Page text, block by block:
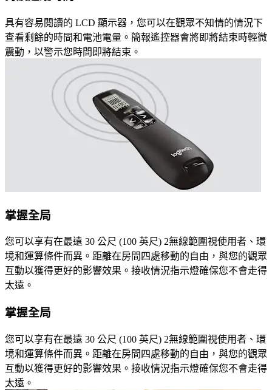
具有容易閱讀的 LCD 顯示器，您可以在觀眾不知情的情況下
查看剩餘的時間和電池電量。簡報遙控器會將即將結束時輕微
震動，以警示您時間即將結束。
掌握全局
您可以享有在最遠 30 公尺 (100 英尺) 2無線範圍視使用者、環
境和運算條件而異。距離在房間四處移動的自由，與您的觀眾
互動以獲得更好的影響效果。接收情況指示燈確保您不會走得
太遠。
掌握全局
您可以享有在最遠 30 公尺 (100 英尺) 2無線範圍視使用者、環
境和運算條件而異。距離在房間四處移動的自由，與您的觀眾
互動以獲得更好的影響效果。接收情況指示燈確保您不會走得
太遠。